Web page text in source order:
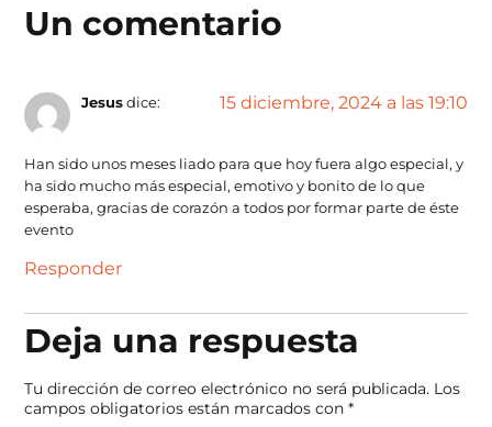
Un comentario
Jesus dice: 15 diciembre, 2024 a las 19:10
Han sido unos meses liado para que hoy fuera algo especial, y
ha sido mucho más especial, emotivo y bonito de lo que
esperaba, gracias de corazón a todos por formar parte de éste
evento
Responder
Deja una respuesta
Tu dirección de correo electrónico no será publicada. Los
campos obligatorios están marcados con*